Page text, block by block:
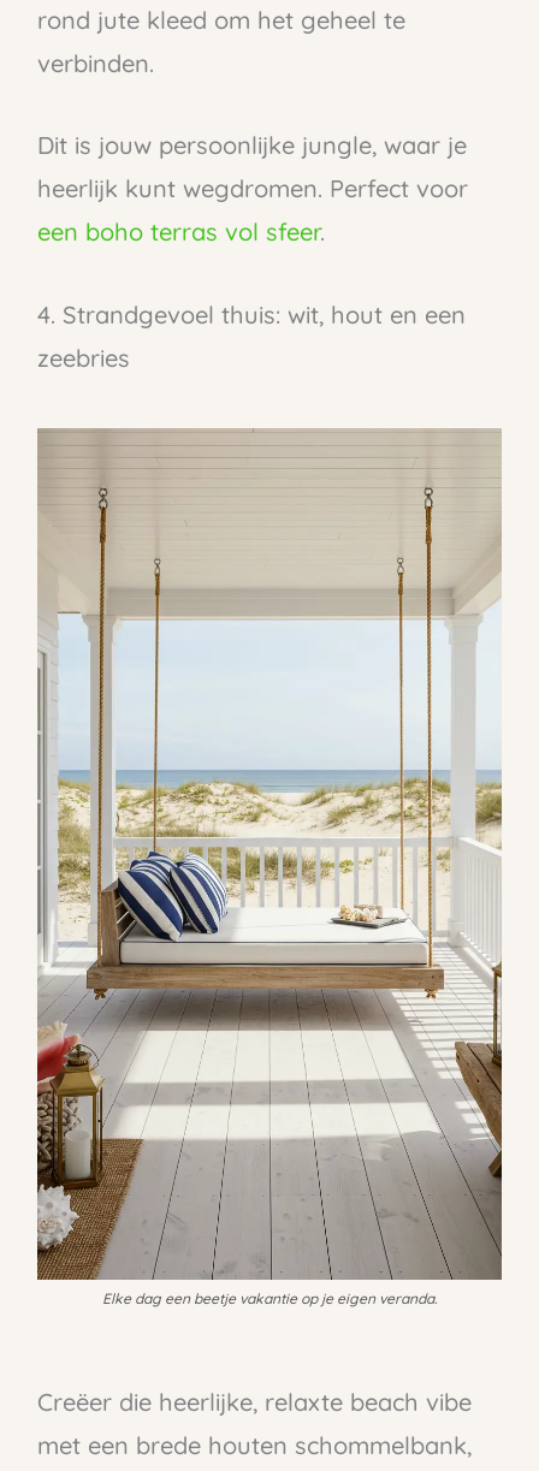
rond jute kleed om het geheel te
verbinden.
Dit is jouw persoonlijke jungle, waar je
heerlijk kunt wegdromen. Perfect voor
een boho terras vol sfeer.
4. Strandgevoel thuis: wit, hout en een
zeebries
Elke dag een beetje vakantie op je eigen veranda.
Creëer die heerlijke, relaxte beach vibe
met een brede houten schommelbank,